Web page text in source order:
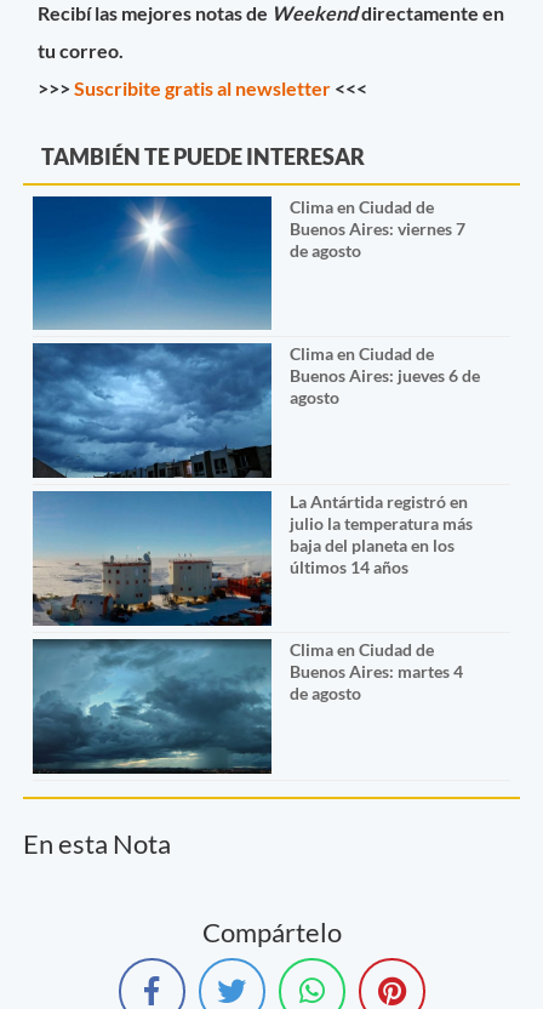
Recibí las mejores notas de Weekenddirectamente en
tu correo.
>>>Suscribite gratis al newsletter <<<
TAMBIÉN TE PUEDE INTERESAR
Clima en Ciudad de
Buenos Aires: viernes 7
de agosto
Clima en Ciudad de
Buenos Aires: jueves 6 de
agosto
La Antártida registró en
julio la temperatura más
baja del planeta en los
últimos 14 años
Clima en Ciudad de
Buenos Aires: martes 4
de agosto
En esta Nota
Compártelo